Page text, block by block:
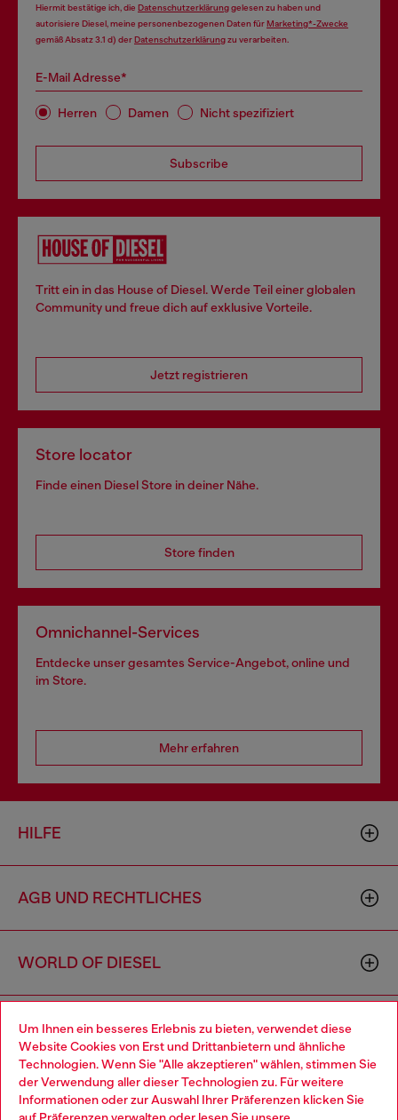
Um Ihnen ein besseres Erlebnis zu bieten, verwendet diese
Website Cookies von Erst und Drittanbietern und ähnliche
Technologien. Wenn Sie "Alle akzeptieren" wählen, stimmen Sie
der Verwendung aller dieser Technologien zu. Für weitere
Informationen oder zur Auswahl Ihrer Präferenzen klicken Sie
Hiermit bestätige ich, die Datenschutzerklärunggelesen zu haben und
autorisiere Diesel, meine personenbezogenen Daten fürMarketing*-Zwecke
gemäß Absatz 3.1 d) derDatenschutzerklärungzu verarbeiten.
E-Mail Adresse*
Herren Damen Nicht spezifiziert
Subscribe
Tritt ein in das House of Diesel. Werde Teil einer globalen
Community und freue dich auf exklusive Vorteile.
Jetzt registrieren
Store locator
Finde einen Diesel Store in deiner Nähe.
Store finden
Omnichannel-Services
Entdecke unser gesamtes Service-Angebot, online und
im Store.
Mehr erfahren
HILFE
AGB UND RECHTLICHES
WORLD OF DIESEL
CORPORATE
Choose your location